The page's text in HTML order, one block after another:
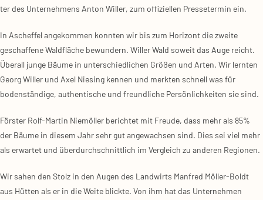
ter des Unter­neh­mens Anton Wil­ler, zum offi­zi­el­len Pres­se­ter­min ein.
In Aschef­fel ange­kom­men konn­ten wir bis zum Hori­zont die zwei­te
geschaf­fe­ne Wald­flä­che bewun­dern. Wil­ler Wald soweit das Auge reicht.
Über­all jun­ge Bäu­me in unter­schied­li­chen Grö­ßen und Arten. Wir lern­ten
Georg Wil­ler und Axel Nie­sing ken­nen und merk­ten schnell was für
boden­stän­di­ge, authen­ti­sche und freund­li­che Per­sön­lich­kei­ten sie sind.
Förs­ter Rolf-Mar­tin Niem­öl­ler berich­tet mit Freu­de, dass mehr als 85%
der Bäu­me in die­sem Jahr sehr gut ange­wach­sen sind. Dies sei viel mehr
als erwar­tet und über­durch­schnitt­lich im Ver­gleich zu ande­ren Regio­nen.
Wir sahen den Stolz in den Augen des Land­wirts Man­fred Möl­ler-Boldt
aus Hüt­ten als er in die Wei­te blick­te. Von ihm hat das Unter­neh­men